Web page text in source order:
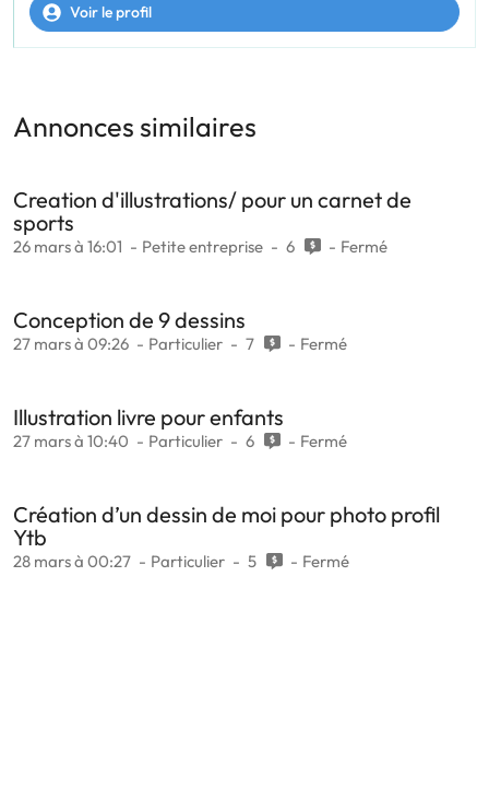
Voir le profil
Annonces similaires
Creation d'illustrations/ pour un carnet de
sports
26 mars à 16:01 Petite entreprise 6 Fermé
Conception de 9 dessins
27 mars à 09:26 Particulier 7 Fermé
Illustration livre pour enfants
27 mars à 10:40 Particulier 6 Fermé
Création d’un dessin de moi pour photo profil
Ytb
28 mars à 00:27 Particulier 5 Fermé